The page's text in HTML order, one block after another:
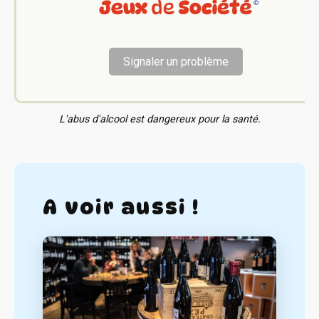
Signaler un problème
L'abus d'alcool est dangereux pour la santé.
A voir aussi !